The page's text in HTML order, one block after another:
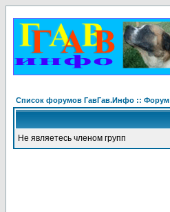
Список форумов ГавГав.Инфо :: Форум
Не являетесь членом групп